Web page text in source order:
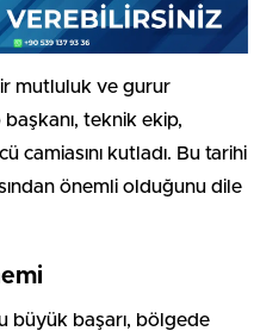
mutluluk ve gurur
teknik ekip,
camiasını kutladı. Bu tarihi
önemli olduğunu dile
büyük başarı, bölgede